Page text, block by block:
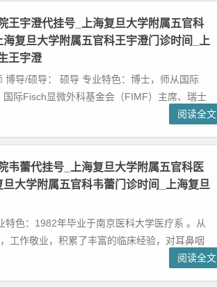
王宇澄代挂号_上海复旦大学附属五官科
复旦大学附属五官科王宇澄门诊时间_上
王宇澄
博导/硕导： 硕导 专业特色：博士，师从国际
际Fisch显微外科基金会（FIMF）主席、瑞士
阅读全文
韦蕾代挂号_上海复旦大学附属五官科医
大学附属五官科韦蕾门诊时间_上海复旦
特色：1982年毕业于南京医科大学医疗系 。从
工作敬业，积累了丰富的临床经验，对耳鼻咽
阅读全文